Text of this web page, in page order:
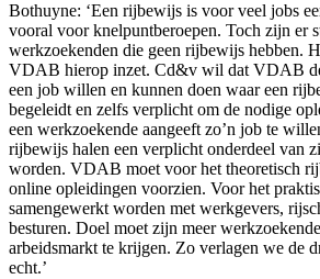
Bothuyne: ‘Een rijbewijs is voor veel jobs
vooral voor knelpuntberoepen. Toch zijn er
werkzoekenden die geen rijbewijs hebben.
VDAB hierop inzet. Cd&v wil dat VDAB
een job willen en kunnen doen waar een
begeleidt en zelfs verplicht om de nodige
een werkzoekende aangeeft zo’n job te
rijbewijs halen een verplicht onderdeel van
worden. VDAB moet voor het theoretisch
online opleidingen voorzien. Voor het
samengewerkt worden met werkgevers,
besturen. Doel moet zijn meer
arbeidsmarkt te krijgen. Zo verlagen we de
echt.’